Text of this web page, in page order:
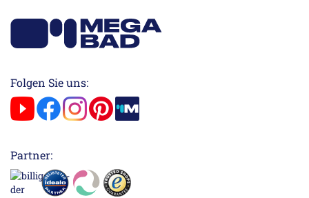
Folgen Sie uns:
Partner: